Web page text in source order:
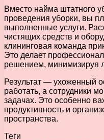
Вместо найма штатного
проведения уборки, вы
выполненные услуги.
чистящих средств и
клининговая команда
Это делает
решением, минимизируя
Результат — ухоженный
работать, а сотрудники
задачах. Это особенно
продуктивность и
пространства.
Теги